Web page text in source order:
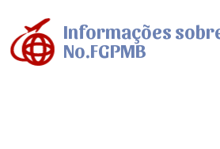
Informações
No.FGPMB